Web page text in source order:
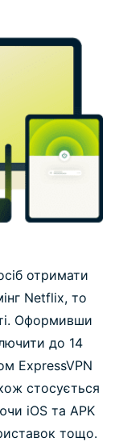
отримати
Netflix, то
Оформивши
до 14
ExpressVPN
стосується
iOS та APK
тощо.